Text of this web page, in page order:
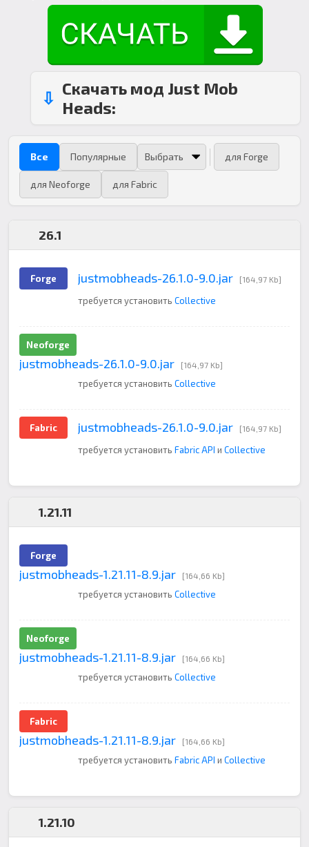
Скачать мод Just Mob
Heads:
Все Популярные для Forge
для Neoforge для Fabric
26.1
Forge justmobheads-26.1.0-9.0.jar [164,97 Kb]
требуется установить Collective
Neoforge
justmobheads-26.1.0-9.0.jar [164,97 Kb]
требуется установить Collective
Fabric justmobheads-26.1.0-9.0.jar [164,97 Kb]
требуется установить Fabric API и Collective
1.21.11
Forge
justmobheads-1.21.11-8.9.jar [164,66 Kb]
требуется установить Collective
Neoforge
justmobheads-1.21.11-8.9.jar [164,66 Kb]
требуется установить Collective
Fabric
justmobheads-1.21.11-8.9.jar [164,66 Kb]
требуется установить Fabric API и Collective
1.21.10